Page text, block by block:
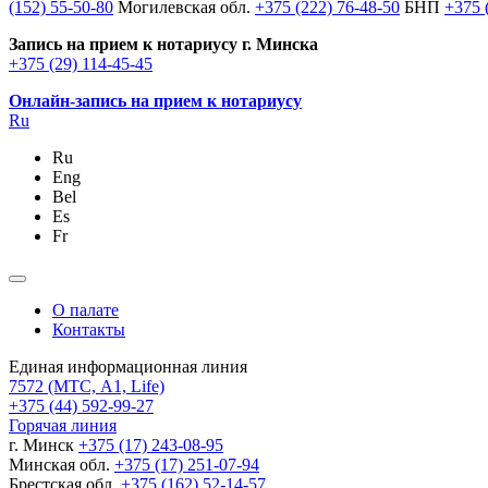
(152) 55-50-80 Могилевская обл. +375 (222) 76-48-50 БНП +375
Запись на прием к нотариусу г. Минска
+375 (29) 114-45-45
Онлайн-запись на прием к нотариусу
Ru
Ru
Eng
Bel
Es
Fr
О палате
Контакты
Единая информационная линия
7572 (МТС, A1, Life)
+375 (44) 592-99-27
Горячая линия
г. Минск +375 (17) 243-08-95
Минская обл. +375 (17) 251-07-94
Брестская обл. +375 (162) 52-14-57